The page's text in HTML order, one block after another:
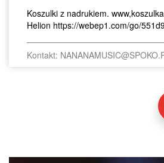
Koszulki z nadrukiem.
Helion https://webep1.com/go/
Kontakt: